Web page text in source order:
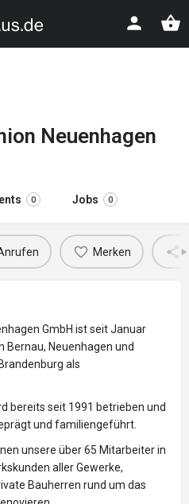
Neuenhagen
0 Jobs 0
Merken
GmbH ist seit Januar
Bernau, Neuenhagen und
als
bereits seit 1991 betrieben und
und familiengeführt.
unsere über 65 Mitarbeiter in
aller Gewerke,
Bauherren rund um das